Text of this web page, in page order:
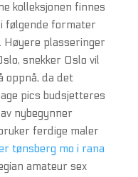
kolleksjonen finnes
følgende formater
Høyere plasseringer
snekker Oslo vil
oppnå, da det
pics budsjetteres
nybegynner
ferdige maler
tønsberg mo i rana
amateur sex